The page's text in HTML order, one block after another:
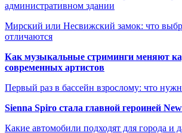
административном здании
Мирский или Несвижский замок: что
отличаются
Как музыкальные стриминги меняют
современных артистов
Первый раз в бассейн взрослому: что
Sienna Spiro стала главной героиней
Какие автомобили подходят для города и